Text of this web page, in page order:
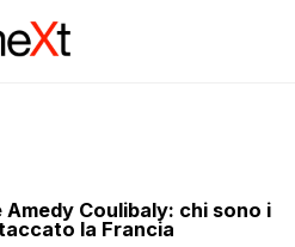
Coulibaly: chi sono i
la Francia